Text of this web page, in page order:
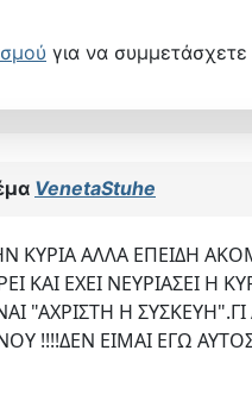
για να
VenetaStuhe
ΑΛΛΑ ΕΠΕΙΔΗ
ΚΑΙ ΕΧΕΙ ΝΕΥΡΙΑΣΕΙ
"ΑΧΡΙΣΤΗ Η
!!!!ΔΕΝ ΕΙΜΑΙ ΕΓΩ